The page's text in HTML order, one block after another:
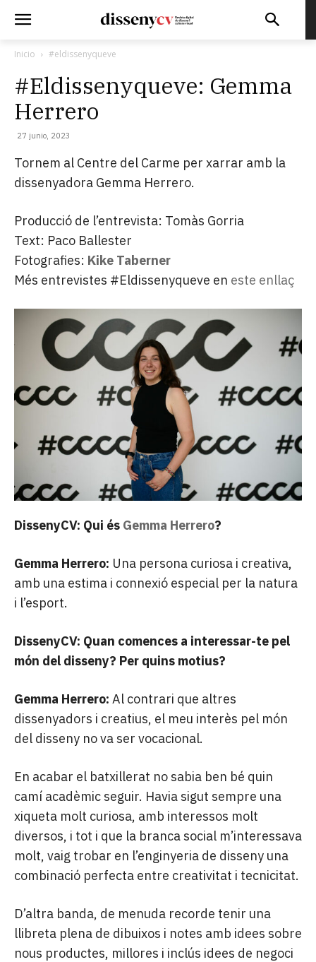
Inicio #eldissenyqueve
#Eldissenyqueve: Gemma
Herrero
27 junio, 2023
Tornem al Centre del Carme per xarrar amb la
dissenyadora Gemma Herrero.
Producció de l’entrevista: Tomàs Gorria
Text: Paco Ballester
Fotografies: Kike Taberner
Més entrevistes #Eldissenyqueve en este enllaç
DissenyCV: Qui és Gemma Herrero?
Gemma Herrero: Una persona curiosa i creativa,
amb una estima i connexió especial per la natura
i l’esport.
DissenyCV: Quan comences a interessar-te pel
món del disseny? Per quins motius?
Gemma Herrero: Al contrari que altres
dissenyadors i creatius, el meu interès pel món
del disseny no va ser vocacional.
En acabar el batxillerat no sabia ben bé quin
camí acadèmic seguir. Havia sigut sempre una
xiqueta molt curiosa, amb interessos molt
diversos, i tot i que la branca social m’interessava
molt, vaig trobar en l’enginyeria de disseny una
combinació perfecta entre creativitat i tecnicitat.
D’altra banda, de menuda recorde tenir una
llibreta plena de dibuixos i notes amb idees sobre
nous productes, millores i inclús idees de negoci